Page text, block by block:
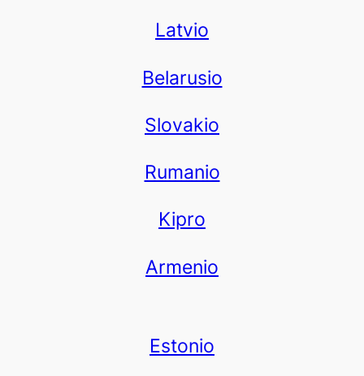
Latvio
Belarusio
Slovakio
Rumanio
Kipro
Armenio
Estonio